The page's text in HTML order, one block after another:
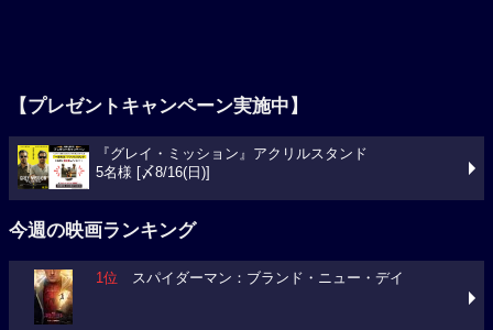
【プレゼントキャンペーン実施中】
『グレイ・ミッション』アクリルスタンド
5名様 [〆8/16(日)]
今週の映画ランキング
1位 スパイダーマン：ブランド・ニュー・デイ